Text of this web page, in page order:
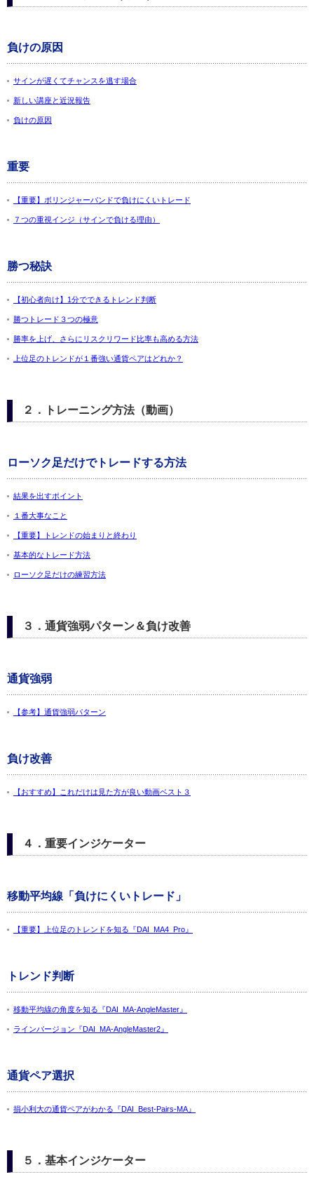
負けの原因
サインが遅くてチャンスを逃す場合
新しい講座と近況報告
負けの原因
重要
【重要】ボリンジャーバンドで負けにくいトレード
７つの重視インジ（サインで負ける理由）
勝つ秘訣
【初心者向け】1分でできるトレンド判断
勝つトレード３つの極意
勝率を上げ、さらにリスクリワード比率も高める方法
上位足のトレンドが１番強い通貨ペアはどれか？
２．トレーニング方法（動画）
ローソク足だけでトレードする方法
結果を出すポイント
１番大事なこと
【重要】トレンドの始まりと終わり
基本的なトレード方法
ローソク足だけの練習方法
３．通貨強弱パターン＆負け改善
通貨強弱
【参考】通貨強弱パターン
負け改善
【おすすめ】これだけは見た方が良い動画ベスト３
４．重要インジケーター
移動平均線「負けにくいトレード」
【重要】上位足のトレンドを知る『DAI_MA4_Pro』
トレンド判断
移動平均線の角度を知る『DAI_MA-AngleMaster』
ラインバージョン『DAI_MA-AngleMaster2』
通貨ペア選択
損小利大の通貨ペアがわかる『DAI_Best-Pairs-MA』
５．基本インジケーター